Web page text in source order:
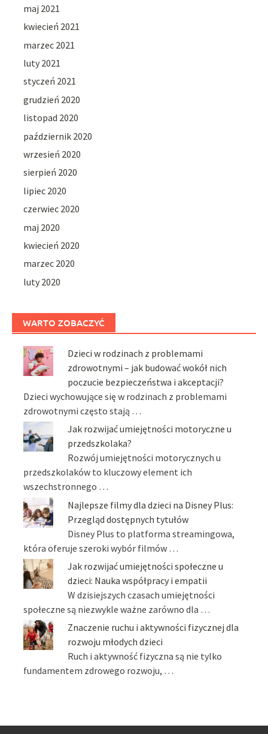
maj 2021
kwiecień 2021
marzec 2021
luty 2021
styczeń 2021
grudzień 2020
listopad 2020
październik 2020
wrzesień 2020
sierpień 2020
lipiec 2020
czerwiec 2020
maj 2020
kwiecień 2020
marzec 2020
luty 2020
WARTO ZOBACZYĆ
Dzieci w rodzinach z problemami
zdrowotnymi – jak budować wokół nich
poczucie bezpieczeństwa i akceptacji?
Dzieci wychowujące się w rodzinach z problemami
zdrowotnymi często stają …
Jak rozwijać umiejętności motoryczne u
przedszkolaka?
Rozwój umiejętności motorycznych u
przedszkolaków to kluczowy element ich
wszechstronnego …
Najlepsze filmy dla dzieci na Disney Plus:
Przegląd dostępnych tytułów
Disney Plus to platforma streamingowa,
która oferuje szeroki wybór filmów …
Jak rozwijać umiejętności społeczne u
dzieci: Nauka współpracy i empatii
W dzisiejszych czasach umiejętności
społeczne są niezwykle ważne zarówno dla …
Znaczenie ruchu i aktywności fizycznej dla
rozwoju młodych dzieci
Ruch i aktywność fizyczna są nie tylko
fundamentem zdrowego rozwoju, …